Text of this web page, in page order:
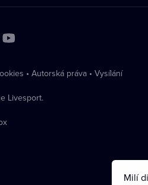
• Autorská práva • Vysílání
Livesport.
Milí